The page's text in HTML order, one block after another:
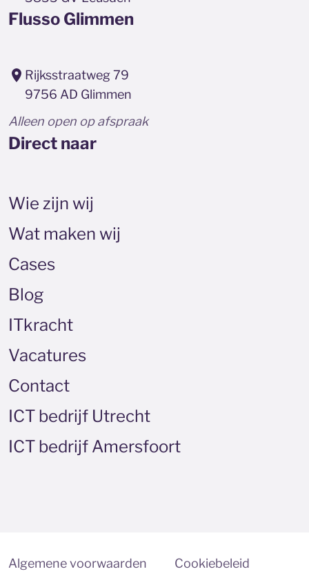
Flusso Glimmen
Rijksstraatweg 79
9756 AD Glimmen
Alleen open op afspraak
Direct naar
Wie zijn wij
Wat maken wij
Cases
Blog
ITkracht
Vacatures
Contact
ICT bedrijf Utrecht
ICT bedrijf Amersfoort
Algemene voorwaarden
Cookiebeleid